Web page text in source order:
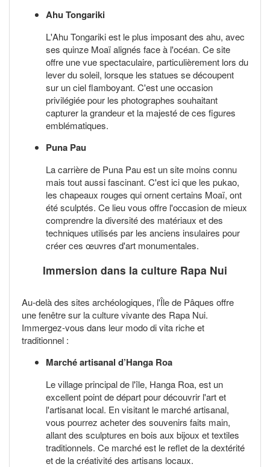
Ahu Tongariki
L'Ahu Tongariki est le plus imposant des ahu, avec
ses quinze Moaï alignés face à l'océan. Ce site
offre une vue spectaculaire, particulièrement lors du
lever du soleil, lorsque les statues se découpent
sur un ciel flamboyant. C'est une occasion
privilégiée pour les photographes souhaitant
capturer la grandeur et la majesté de ces figures
emblématiques.
Puna Pau
La carrière de Puna Pau est un site moins connu
mais tout aussi fascinant. C'est ici que les pukao,
les chapeaux rouges qui ornent certains Moaï, ont
été sculptés. Ce lieu vous offre l'occasion de mieux
comprendre la diversité des matériaux et des
techniques utilisés par les anciens insulaires pour
créer ces œuvres d'art monumentales.
Immersion dans la culture Rapa Nui
Au-delà des sites archéologiques, l'Île de Pâques offre
une fenêtre sur la culture vivante des Rapa Nui.
Immergez-vous dans leur modo di vita riche et
traditionnel :
Marché artisanal d’Hanga Roa
Le village principal de l'île, Hanga Roa, est un
excellent point de départ pour découvrir l'art et
l'artisanat local. En visitant le marché artisanal,
vous pourrez acheter des souvenirs faits main,
allant des sculptures en bois aux bijoux et textiles
traditionnels. Ce marché est le reflet de la dextérité
et de la créativité des artisans locaux.